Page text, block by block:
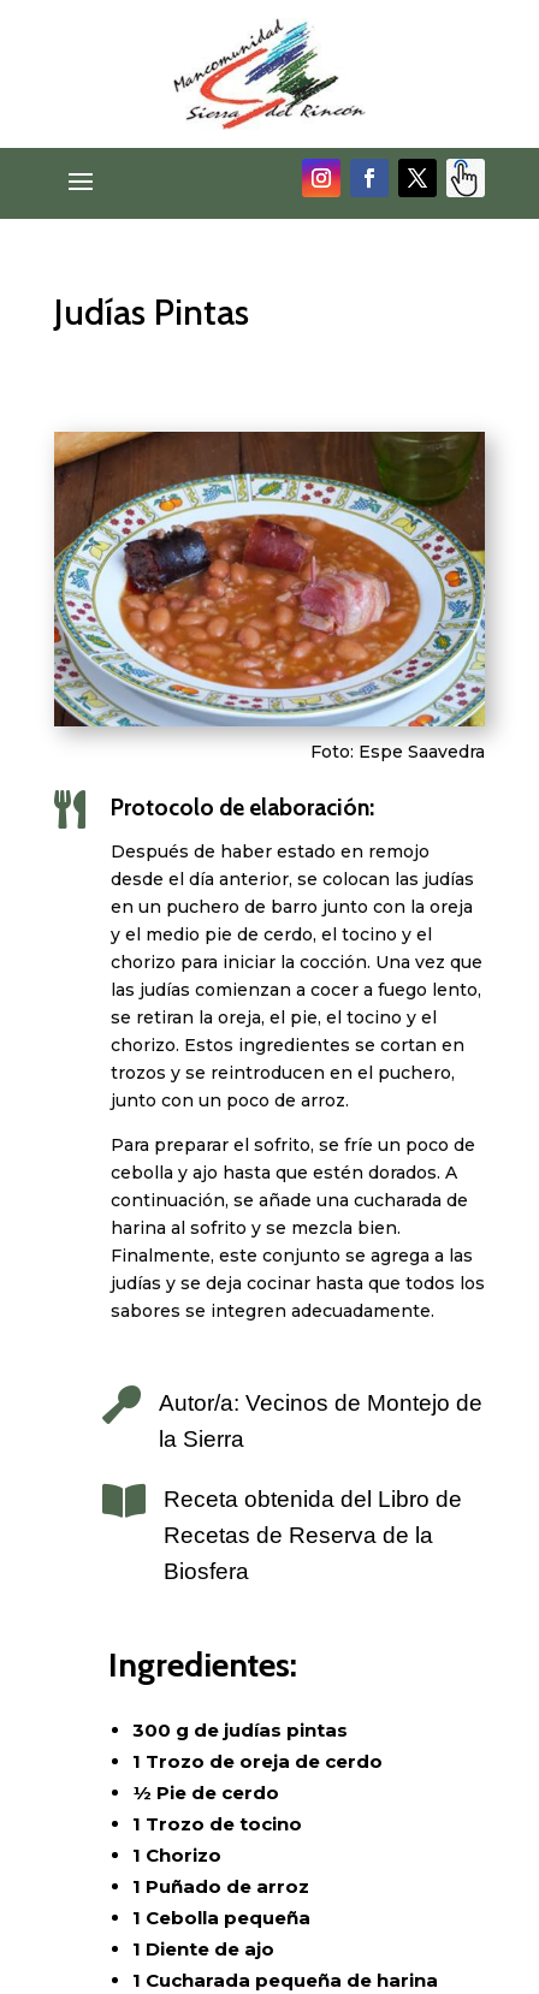
Judías Pintas
Foto: Espe Saavedra
 Protocolo de elaboración:
Después de haber estado en remojo
desde el día anterior, se colocan las judías
en un puchero de barro junto con la oreja
y el medio pie de cerdo, el tocino y el
chorizo para iniciar la cocción. Una vez que
las judías comienzan a cocer a fuego lento,
se retiran la oreja, el pie, el tocino y el
chorizo. Estos ingredientes se cortan en
trozos y se reintroducen en el puchero,
junto con un poco de arroz.
Para preparar el sofrito, se fríe un poco de
cebolla y ajo hasta que estén dorados. A
continuación, se añade una cucharada de
harina al sofrito y se mezcla bien.
Finalmente, este conjunto se agrega a las
judías y se deja cocinar hasta que todos los
sabores se integren adecuadamente.

Autor/a: Vecinos de Montejo de
la Sierra

Receta obtenida del Libro de
Recetas de Reserva de la
Biosfera
Ingredientes:
300 g de judías pintas
1 Trozo de oreja de cerdo
½ Pie de cerdo
1 Trozo de tocino
1 Chorizo
1 Puñado de arroz
1 Cebolla pequeña
1 Diente de ajo
1 Cucharada pequeña de harina